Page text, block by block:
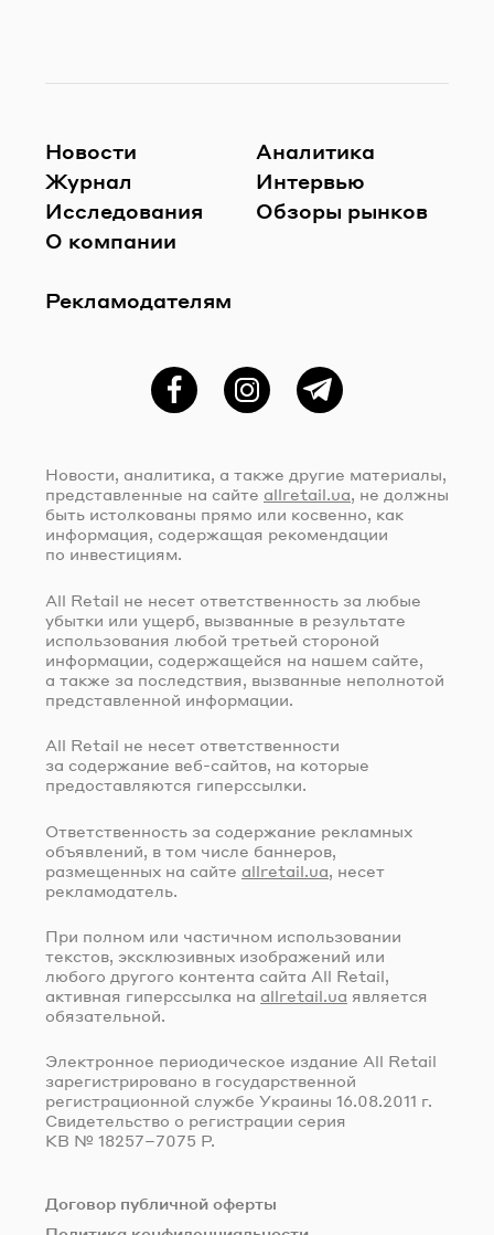
Новости
Журнал
Исследования
О компании
Рекламодателям
Аналитика
Интервью
Обзоры рынков
ФейсбукInstagramTelegram
Новости, аналитика, а также другие материалы,
представленные на сайте allretail.ua, не должны
быть истолкованы прямо или косвенно, как
информация, содержащая рекомендации
по инвестициям.
All Retail не несет ответственность за любые
убытки или ущерб, вызванные в результате
использования любой третьей стороной
информации, содержащейся на нашем сайте,
а также за последствия, вызванные неполнотой
представленной информации.
All Retail не несет ответственности
за содержание веб-сайтов, на которые
предоставляются гиперссылки.
Ответственность за содержание рекламных
объявлений, в том числе баннеров,
размещенных на сайте allretail.ua, несет
рекламодатель.
При полном или частичном использовании
текстов, эксклюзивных изображений или
любого другого контента сайта All Retail,
активная гиперссылка на allretail.ua является
обязательной.
Электронное периодическое издание All Retail
зарегистрировано в государственной
регистрационной службе Украины 16.08.2011 г.
Свидетельство о регистрации серия
КВ № 18257–7075 Р.
Договор публичной оферты